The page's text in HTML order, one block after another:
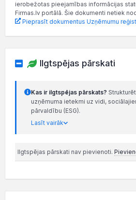
ierobežotas pieejamības informācijas
Firmas.lv portālā. Šie dokumenti netiek
Pieprasīt dokumentus Uzņēmumu
Ilgtspējas pārskati
Kas ir ilgtspējas pārskats?
uzņēmuma ietekmi uz vidi,
pārvaldību (ESG).
Lasīt vairāk
Ilgtspējas pārskati nav pievienoti.